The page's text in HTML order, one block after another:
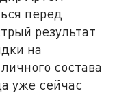
перед
результат
на
состава
уже сейчас